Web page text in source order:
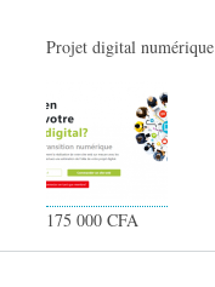
Projet digital numérique
175 000 CFA